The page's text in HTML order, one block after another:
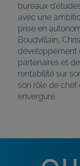
bureaux
avec une
prise en
Boudvillain,
développement
partenaires et
rentabilité sur
son rôle de chef
envergure.